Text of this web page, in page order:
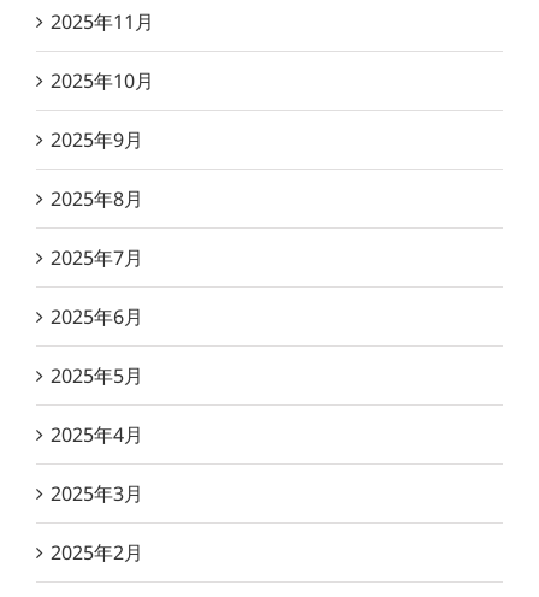
2025年11月
2025年10月
2025年9月
2025年8月
2025年7月
2025年6月
2025年5月
2025年4月
2025年3月
2025年2月